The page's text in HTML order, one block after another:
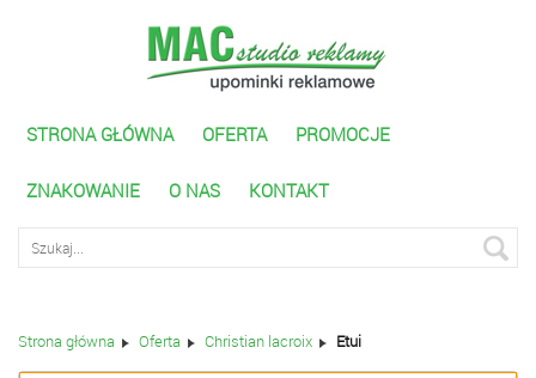
STRONA GŁÓWNA OFERTA PROMOCJE
ZNAKOWANIE O NAS KONTAKT
Strona główna Oferta Christian lacroix Etui